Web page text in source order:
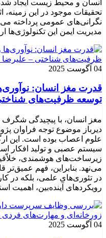
انسان و محیط زیست ایجاد
نگرانی‌های عمومی پرداخته
مدیریت ایمن این تکنولوژی‌ها
04 آگوست 2025
قدرت مغز انسان:
توسعه ظرفیت‌های
مغز انسان، با پیچیدگی شگرف
دیرباز موضوع توجه فراوان
علوم اعصاب بوده است. این
سیستم عصبی و تولید افکار
زیرساخت‌های هوشمندی،
می‌نهد. بنابراین، فهم عمیق‌تر
در تئوری‌های علمی، بلکه در
رویکردهای آینده‌بین، اهمیت
04 آگوست 2025